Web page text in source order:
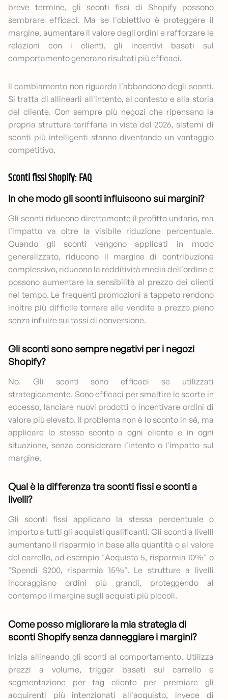
breve termine, gli sconti fissi di Shopify possono
sembrare efficaci. Ma se l'obiettivo è proteggere il
margine, aumentare il valore degli ordini e rafforzare le
relazioni con i clienti, gli incentivi basati sul
comportamento generano risultati più efficaci.
Il cambiamento non riguarda l'abbandono degli sconti.
Si tratta di allinearli all'intento, al contesto e alla storia
del cliente. Con sempre più negozi che ripensano la
propria struttura tariffaria in vista del 2026, sistemi di
sconti più intelligenti stanno diventando un vantaggio
competitivo.
Sconti fissi Shopify: FAQ
In che modo gli sconti influiscono sui margini?
Gli sconti riducono direttamente il profitto unitario, ma
l'impatto va oltre la visibile riduzione percentuale.
Quando gli sconti vengono applicati in modo
generalizzato, riducono il margine di contribuzione
complessivo, riducono la redditività media dell'ordine e
possono aumentare la sensibilità al prezzo dei clienti
nel tempo. Le frequenti promozioni a tappeto rendono
inoltre più difficile tornare alle vendite a prezzo pieno
senza influire sui tassi di conversione.
Gli sconti sono sempre negativi per i negozi
Shopify?
No. Gli sconti sono efficaci se utilizzati
strategicamente. Sono efficaci per smaltire le scorte in
eccesso, lanciare nuovi prodotti o incentivare ordini di
valore più elevato. Il problema non è lo sconto in sé, ma
applicare lo stesso sconto a ogni cliente e in ogni
situazione, senza considerare l'intento o l'impatto sul
margine.
Qual è la differenza tra sconti fissi e sconti a
livelli?
Gli sconti fissi applicano la stessa percentuale o
importo a tutti gli acquisti qualificanti. Gli sconti a livelli
aumentano il risparmio in base alla quantità o al valore
del carrello, ad esempio "Acquista 5, risparmia 10%" o
"Spendi $200, risparmia 15%". Le strutture a livelli
incoraggiano ordini più grandi, proteggendo al
contempo il margine sugli acquisti più piccoli.
Come posso migliorare la mia strategia di
sconti Shopify senza danneggiare i margini?
Inizia allineando gli sconti al comportamento. Utilizza
prezzi a volume, trigger basati sul carrello e
segmentazione per tag cliente per premiare gli
acquirenti più intenzionati all'acquisto, invece di